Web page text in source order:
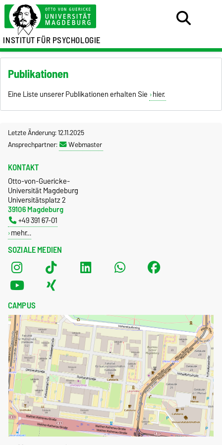
INSTITUT FÜR PSYCHOLOGIE
Publikationen
Eine Liste unserer Publikationen erhalten Sie hier.
Letzte Änderung: 12.11.2025
Ansprechpartner:
Webmaster
SOZIALE MEDIEN
KONTAKT
Otto-von-Guericke-
Universität Magdeburg
Universitätsplatz 2
39106 Magdeburg
+49 391 67-01
mehr…
CAMPUS